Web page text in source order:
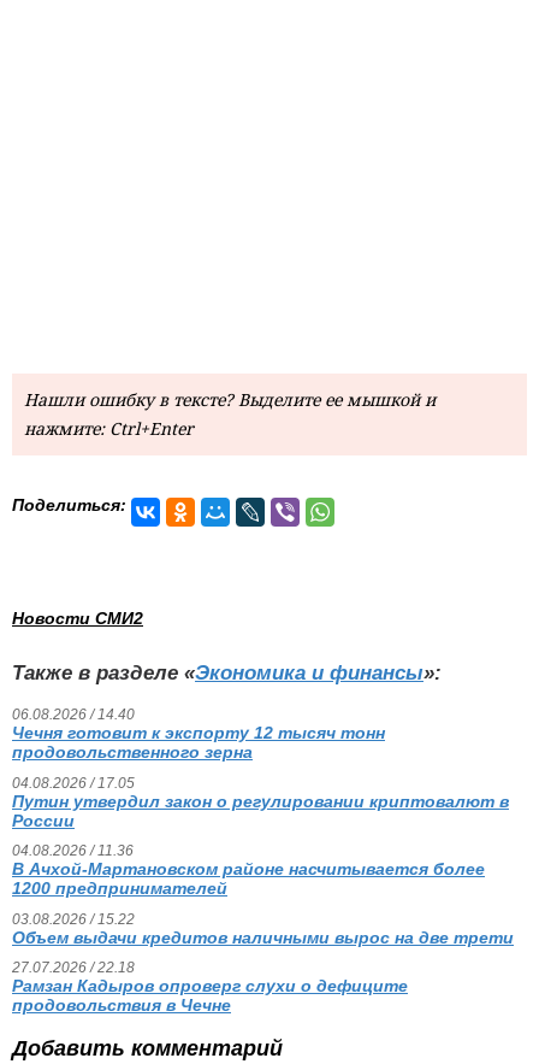
Нашли ошибку в тексте? Выделите ее мышкой и
нажмите: Ctrl+Enter
Поделиться:
Новости СМИ2
Также в разделе «Экономика и финансы»:
06.08.2026 / 14.40
Чечня готовит к экспорту 12 тысяч тонн
продовольственного зерна
04.08.2026 / 17.05
Путин утвердил закон о регулировании криптовалют в
России
04.08.2026 / 11.36
В Ачхой-Мартановском районе насчитывается более
1200 предпринимателей
03.08.2026 / 15.22
Объем выдачи кредитов наличными вырос на две трети
27.07.2026 / 22.18
Рамзан Кадыров опроверг слухи о дефиците
продовольствия в Чечне
Добавить комментарий